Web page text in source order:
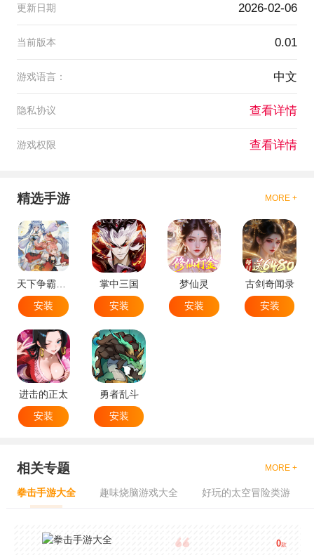
更新日期 2026-02-06
当前版本 0.01
游戏语言： 中文
隐私协议 查看详情
游戏权限 查看详情
精选手游 MORE +
天下争霸三国志
安装
掌中三国
安装
梦仙灵
安装
古剑奇闻录
安装
进击的正太
安装
勇者乱斗
安装
相关专题 MORE +
拳击手游大全 趣味烧脑游戏大全 好玩的太空冒险类游
0款